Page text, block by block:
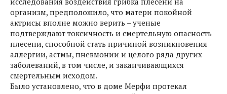
организм, предположило, что матери покойной
актрисы вполне можно верить – ученые
подтверждают токсичность и смертельную опасность
плесени, способной стать причиной возникновения
аллергии, астмы, пневмонии и целого ряда других
заболеваний, в том числе, и заканчивающихся
смертельным исходом.
Было установлено, что в доме Мерфи протекал